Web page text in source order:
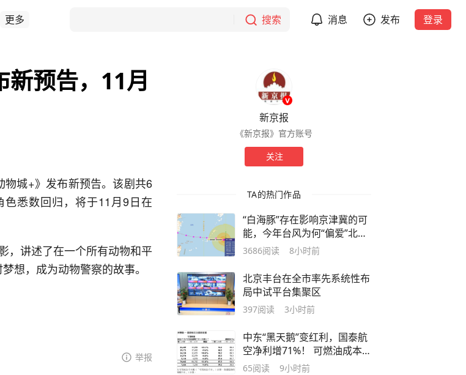
更多 搜索 消息 发布 登录
新预告，11月
城+》发布新预告。该剧共6
悉数回归，将于11月9日在
，讲述了在一个所有动物和平
想，成为动物警察的故事。
举报
新京报
《新京报》官方账号
关注
TA的热门作品
“白海豚”存在影响京津冀的可
能，今年台风为何“偏爱”北
上？
3686阅读 8小时前
北京丰台在全市率先系统性布
局中试平台集聚区
397阅读 3小时前
中东“黑天鹅”变红利，国泰航
空净利增71%！ 可燃油成本
也“爆”了
65阅读 9小时前